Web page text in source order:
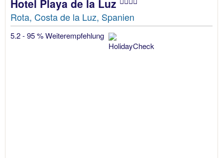
Hotel Playa de la Luz
Rota, Costa de la Luz, Spanien
5.2 - 95 % Weiterempfehlung